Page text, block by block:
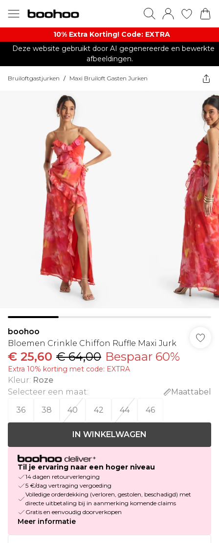
10% Extra Korting! Code: EXTRA​
Deze website gebruikt door AI gegenereerde en bewerkte
afbeeldingen.
Bruiloftgastjurken / Maxi Bruiloft Gasten Jurken
boohoo
Bloemen Crinkle Chiffon Ruffle Maxi Jurk
€ 25,60 € 64,00 Bespaar 60%
Extra 10% korting met code: EXTRA
Kleur: Roze
Selecteer een maat:
Maattabel
36
38 40 42 44 46
IN WINKELWAGEN
Til je ervaring naar een hoger niveau
14 dagen retourverlenging
5 €/dag vertraging vergoeding
Volledige orderdekking (verloren, gestolen, beschadigd) met
directe uitbetaling bij in aanmerking komende claims
Gratis en eenvoudig doorverkopen
Meer informatie